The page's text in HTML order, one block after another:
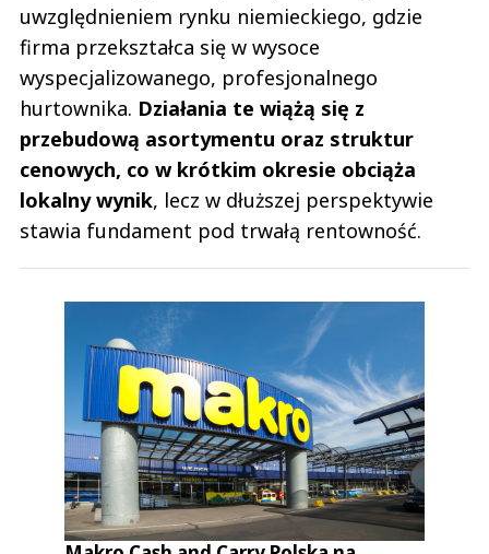
uwzględnieniem rynku niemieckiego, gdzie
firma przekształca się w wysoce
wyspecjalizowanego, profesjonalnego
hurtownika. Działania te wiążą się z
przebudową asortymentu oraz struktur
cenowych, co w krótkim okresie obciąża
lokalny wynik, lecz w dłuższej perspektywie
stawia fundament pod trwałą rentowność.